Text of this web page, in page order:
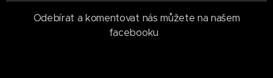
Odebírat a komentovat nás můžete na našem
facebooku